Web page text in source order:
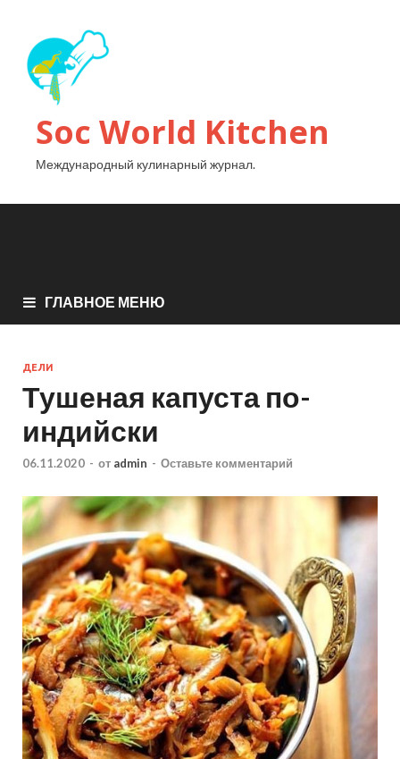
Soc World Kitchen
Международный кулинарный журнал.
ГЛАВНОЕ МЕНЮ
ДЕЛИ
Тушеная капуста по-
индийски
06.11.2020 - от admin - Оставьте комментарий